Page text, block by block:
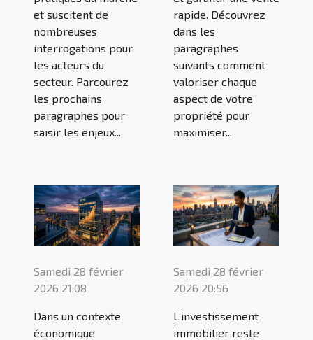
et suscitent de
nombreuses
interrogations pour
les acteurs du
secteur. Parcourez
les prochains
paragraphes pour
saisir les enjeux...
rapide. Découvrez
dans les
paragraphes
suivants comment
valoriser chaque
aspect de votre
propriété pour
maximiser...
Samedi 28 février
2026 21:08
Dans un contexte
économique
Samedi 28 février
2026 20:56
L’investissement
immobilier reste